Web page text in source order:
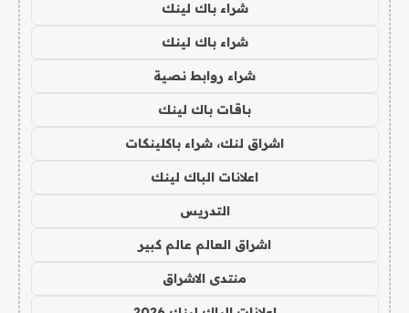
شراء باك لينك
شراء باك لينك
شراء روابط نصية
باقات باك لينك
اشراق لنك، شراء باكلينكات
اعلانات الباك لينك
التدريس
اشراق العالم عالم كبير
منتدى الاشراق